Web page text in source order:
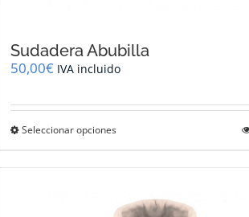
Sudadera Abubilla
50,00€ IVA incluido
Seleccionar opciones
Las